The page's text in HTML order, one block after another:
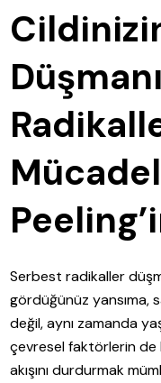
Serbest radikaller
gördüğünüz yansıma,
değil, aynı zamanda
çevresel faktörlerin de
akışını durdurmak